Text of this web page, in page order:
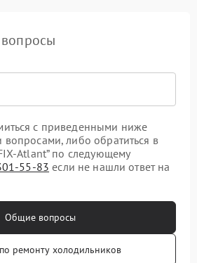
с приведенными ниже
либо обратиться в
Atlant” по следующему
55-83 если не нашли ответ на
Общие вопросы
ремонту холодильников